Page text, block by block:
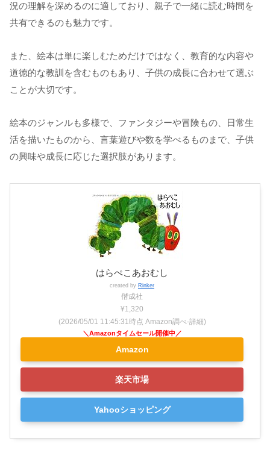
況の理解を深めるのに適しており、親子で一緒に読む時間を
共有できるのも魅力です。
また、絵本は単に楽しむためだけではなく、教育的な内容や
道徳的な教訓を含むものもあり、子供の成長に合わせて選ぶ
ことが大切です。
絵本のジャンルも多様で、ファンタジーや冒険もの、日常生
活を描いたものから、言葉遊びや数を学べるものまで、子供
の興味や成長に応じた選択肢があります。
はらぺこあおむし
created by Rinker
偕成社
¥1,320
(2026/05/01 11:45:31時点 Amazon調べ-詳細)
Amazon
楽天市場
Yahooショッピング